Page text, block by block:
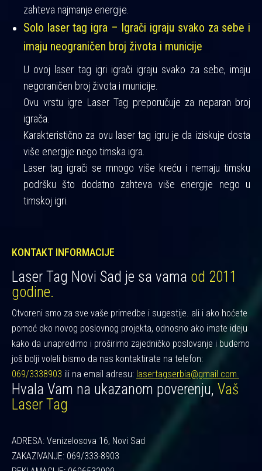
zahteva najmanje energije.
Solo laser tag igra – Igrači igraju svako za sebe i
imaju neograničen broj života i municije
U ovoj laser tag igri igrači igraju svako za sebe, imaju
negoraničen broj života i municije.
Ovu vrstu igre Laser Tag preporučuje za neparan broj
igrača.
Karakteristično za ovu laser tag igru je da iziskuje dosta
više energije nego timska igra.
Laser tag igrači se mnogo više kreću i nemaju timsku
podršku što dodatno zahteva više energije nego u
timskoj igri.
KONTAKT INFORMACIJE
Laser Tag Novi Sad je sa vama od 2011
godine.
Otvoreni smo za sve vaše primedbe i sugestije. ali i ako hoćete
pomoć oko novog poslovnog projekta, odnosno ako imate ideju
kako da unapredimo i proširimo zajedničko poslovanje i budemo
još bolji voleli bismo da nas kontaktirate na telefon:
069/3338903 ili na email adresu: lasertagserbia@gmail.com.
Hvala Vam na ukazanom poverenju, Vaš
Laser Tag
ADRESA: Venizelosova 16, Novi Sad
ZAKAZIVANJE: 069/333-8903